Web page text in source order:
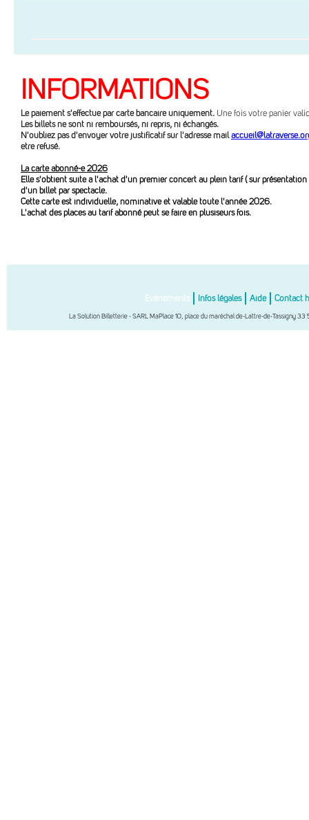
INFORMATIONS
Le paiement s'effectue par carte bancaire uniquement. Une fois votre panier
Les billets ne sont ni remboursés, ni repris, ni échangés.
N'oubliez pas d'envoyer votre justificatif sur l'adresse mail
être refusé.
La carte abonné-e 2026
Elle s'obtient suite à l'achat d'un premier concert au plein tarif ( sur
d'un billet par spectacle.
Cette carte est individuelle, nominative et valable toute l'année 2026.
L'achat des places au tarif abonné peut se faire en plusiseurs fois.
Evénements Infos légales Aide Contact
La Solution Billetterie - SARL MaPlace 10, place du maréchal de-Lattre-de-Tassigny 33